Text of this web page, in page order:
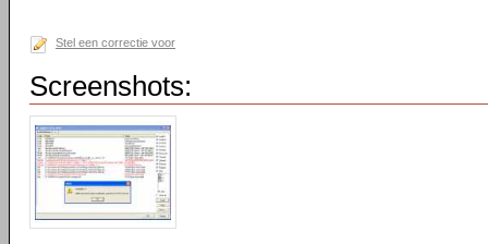
Stel een correctie voor
Screenshots: